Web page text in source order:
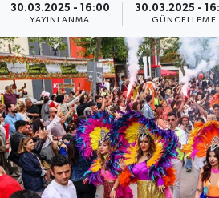
30.03.2025 - 16:00
YAYINLANMA
30.03.2025 -
GÜNCELLEME